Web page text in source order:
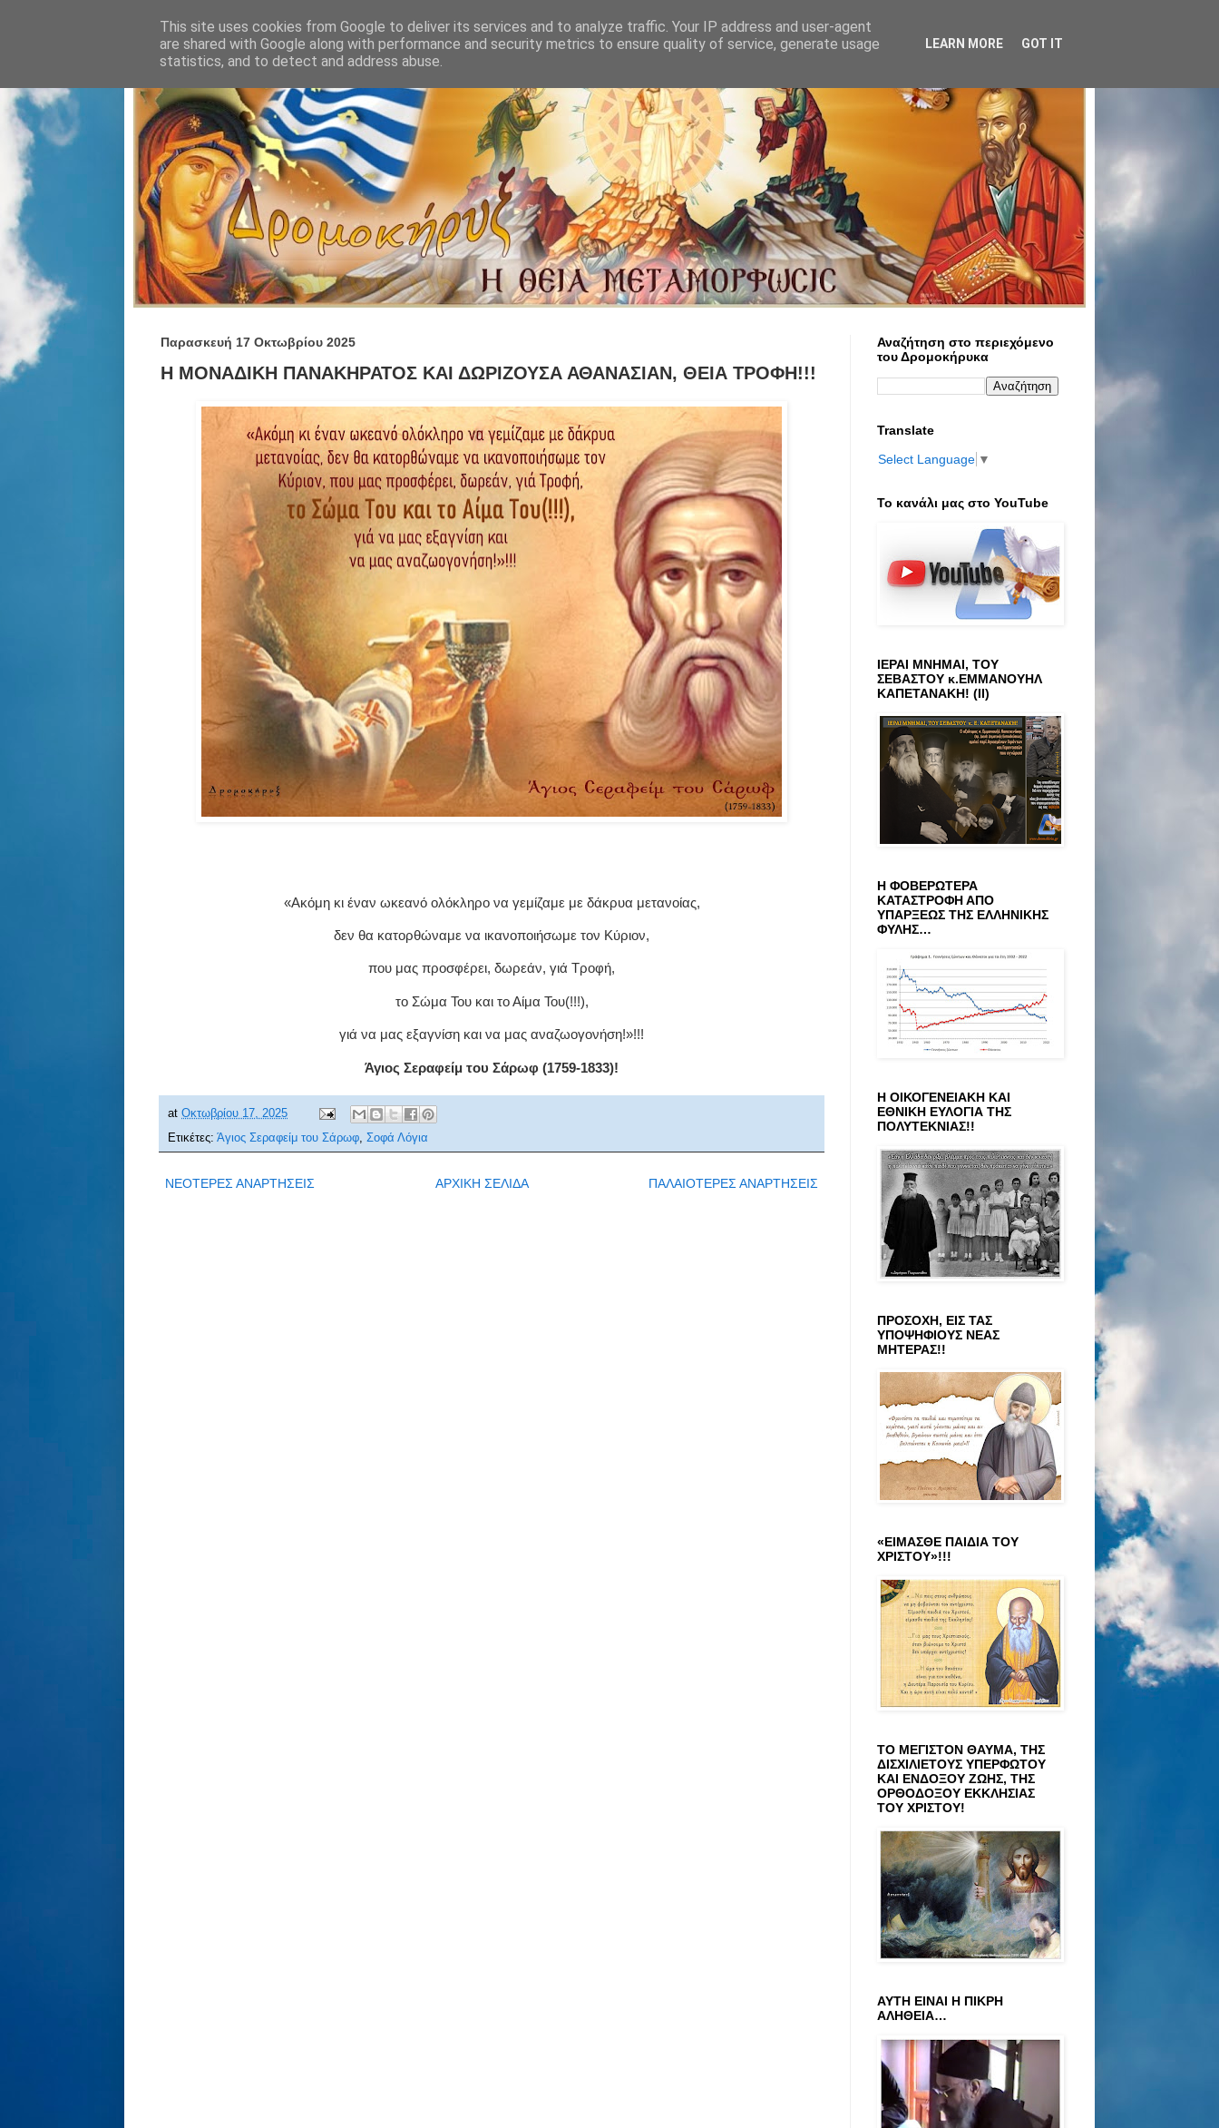
Παρασκευή 17 Οκτωβρίου 2025
Η ΜΟΝΑΔΙΚΗ ΠΑΝΑΚΗΡΑΤΟΣ ΚΑΙ ΔΩΡΙΖΟΥΣΑ ΑΘΑΝΑΣΙΑΝ, ΘΕΙΑ ΤΡΟΦΗ!!!
«Ακόμη κι έναν ωκεανό ολόκληρο να γεμίζαμε με δάκρυα μετανοίας,
δεν θα κατορθώναμε να ικανοποιήσωμε τον Κύριον,
που μας προσφέρει, δωρεάν, γιά Τροφή,
το Σώμα Του και το Αίμα Του(!!!),
γιά να μας εξαγνίση και να μας αναζωογονήση!»!!!
Άγιος Σεραφείμ του Σάρωφ (1759-1833)!
at Οκτωβρίου 17, 2025
Ετικέτες: Άγιος Σεραφείμ του Σάρωφ, Σοφά Λόγια
ΝΕΟΤΕΡΕΣ ΑΝΑΡΤΗΣΕΙΣ ΠΑΛΑΙΟΤΕΡΕΣ ΑΝΑΡΤΗΣΕΙΣ
ΑΡΧΙΚΗ ΣΕΛΙΔΑ
Αναζήτηση στο περιεχόμενο
του Δρομοκήρυκα
Translate
Select Language ▼
Το κανάλι μας στο ΥοuTube
ΙΕΡΑΙ ΜΝΗΜΑΙ, ΤΟΥ
ΣΕΒΑΣΤΟΥ κ.ΕΜΜΑΝΟΥΗΛ
ΚΑΠΕΤΑΝΑΚΗ! (ΙΙ)
Η ΦΟΒΕΡΩΤΕΡΑ
ΚΑΤΑΣΤΡΟΦΗ ΑΠΟ
ΥΠΑΡΞΕΩΣ ΤΗΣ ΕΛΛΗΝΙΚΗΣ
ΦΥΛΗΣ…
Η ΟΙΚΟΓΕΝΕΙΑΚΗ ΚΑΙ
ΕΘΝΙΚΗ ΕΥΛΟΓΙΑ ΤΗΣ
ΠΟΛΥΤΕΚΝΙΑΣ!!
ΠΡΟΣΟΧΗ, ΕΙΣ ΤΑΣ
ΥΠΟΨΗΦΙΟΥΣ ΝΕΑΣ
ΜΗΤΕΡΑΣ!!
«ΕΙΜΑΣΘΕ ΠΑΙΔΙΑ ΤΟΥ
ΧΡΙΣΤΟΥ»!!!
ΤΟ ΜΕΓΙΣΤΟΝ ΘΑΥΜΑ, ΤΗΣ
ΔΙΣΧΙΛΙΕΤΟΥΣ ΥΠΕΡΦΩΤΟΥ
ΚΑΙ ΕΝΔΟΞΟΥ ΖΩΗΣ, ΤΗΣ
ΟΡΘΟΔΟΞΟΥ ΕΚΚΛΗΣΙΑΣ
ΤΟΥ ΧΡΙΣΤΟΥ!
ΑΥΤΗ ΕΙΝΑΙ Η ΠΙΚΡΗ
ΑΛΗΘΕΙΑ…
This site uses cookies from Google to deliver its services and to analyze traffic. Your IP address and user-agent
are shared with Google along with performance and security metrics to ensure quality of service, generate usage
statistics, and to detect and address abuse.
LEARN MORE GOT IT